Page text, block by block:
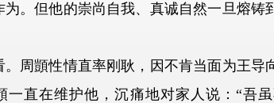
。但他的崇尚自我、真诚自然一旦熔铸
顗性情直率刚耿，因不肯当面为王导
直在维护他，沉痛地对家人说：“吾